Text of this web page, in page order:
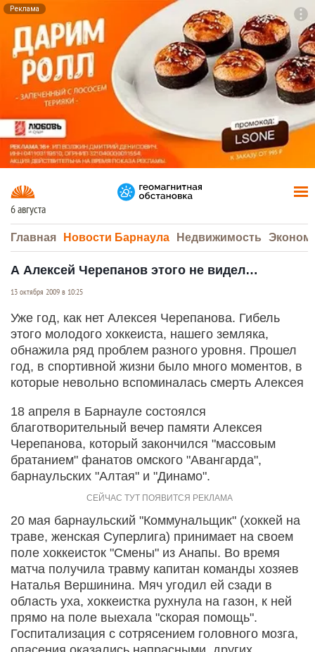
Реклама
6 августа
Главная Новости Барнаула Недвижимость
А Алексей Черепанов этого не видел…
13 октября 2009 в 10:25
Уже год, как нет Алексея Черепанова. Гибель
этого молодого хоккеиста, нашего земляка,
обнажила ряд проблем разного уровня. Прошел
год, в спортивной жизни было много моментов, в
которые невольно вспоминалась смерть Алексея
18 апреля в Барнауле состоялся
благотворительный вечер памяти Алексея
Черепанова, который закончился "массовым
братанием" фанатов омского "Авангарда",
барнаульских "Алтая" и "Динамо".
20 мая барнаульский "Коммунальщик" (хоккей на
траве, женская Суперлига) принимает на своем
поле хоккеисток "Смены" из Анапы. Во время
матча получила травму капитан команды хозяев
Наталья Вершинина. Мяч угодил ей сзади в
область уха, хоккеистка рухнула на газон, к ней
прямо на поле выехала "скорая помощь".
Госпитализация с сотрясением головного мозга,